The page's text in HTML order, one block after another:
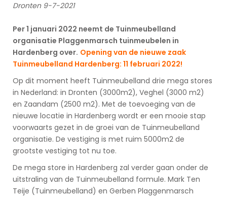
Dronten 9-7-2021
Per 1 januari 2022 neemt de Tuinmeubelland
organisatie Plaggenmarsch tuinmeubelen in
Hardenberg over. Opening van de nieuwe zaak
Tuinmeubelland Hardenberg: 11 februari 2022!
Op dit moment heeft Tuinmeubelland drie mega stores
in Nederland: in Dronten (3000m2), Veghel (3000 m2)
en Zaandam (2500 m2). Met de toevoeging van de
nieuwe locatie in Hardenberg wordt er een mooie stap
voorwaarts gezet in de groei van de Tuinmeubelland
organisatie. De vestiging is met ruim 5000m2 de
grootste vestiging tot nu toe.
De mega store in Hardenberg zal verder gaan onder de
uitstraling van de Tuinmeubelland formule. Mark Ten
Teije (Tuinmeubelland) en Gerben Plaggenmarsch